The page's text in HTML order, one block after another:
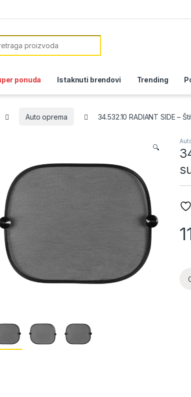
for:
ponuda Istaknuti brendovi Trending
Auto oprema 34.532.10 RADIANT SIDE –
🔍